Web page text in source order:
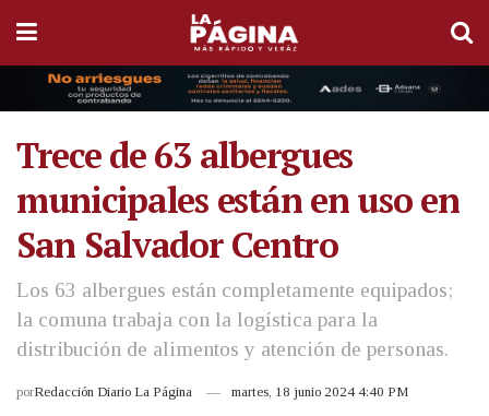
Trece de 63 albergues
municipales están en uso en
San Salvador Centro
Los 63 albergues están completamente equipados;
la comuna trabaja con la logística para la
distribución de alimentos y atención de personas.
porRedacción Diario La Página martes, 18 junio 2024 4:40 PM